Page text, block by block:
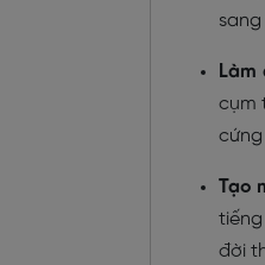
cụm
Tạo
đời